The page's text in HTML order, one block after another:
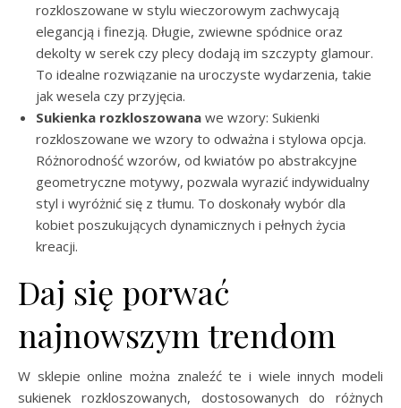
rozkloszowane w stylu wieczorowym zachwycają
elegancją i finezją. Długie, zwiewne spódnice oraz
dekolty w serek czy plecy dodają im szczypty glamour.
To idealne rozwiązanie na uroczyste wydarzenia, takie
jak wesela czy przyjęcia.
Sukienka rozkloszowana we wzory: Sukienki
rozkloszowane we wzory to odważna i stylowa opcja.
Różnorodność wzorów, od kwiatów po abstrakcyjne
geometryczne motywy, pozwala wyrazić indywidualny
styl i wyróżnić się z tłumu. To doskonały wybór dla
kobiet poszukujących dynamicznych i pełnych życia
kreacji.
Daj się porwać
najnowszym trendom
W sklepie online można znaleźć te i wiele innych modeli
sukienek rozkloszowanych, dostosowanych do różnych